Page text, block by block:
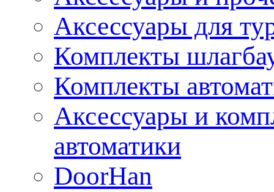
Аксессуары для
Комплекты
Комплекты
Аксессуары и
автоматики
DoorHan